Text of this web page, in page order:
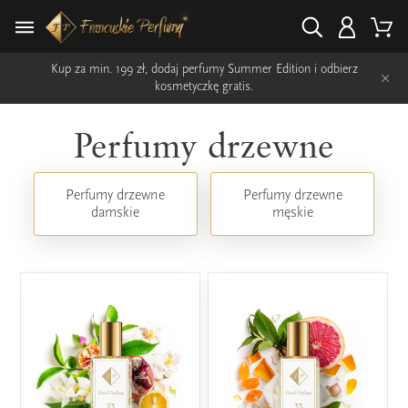
Kup za min. 199 zł, dodaj perfumy Summer Edition i odbierz
kosmetyczkę gratis.
×
Perfumy drzewne
Perfumy drzewne
damskie
Perfumy drzewne
męskie